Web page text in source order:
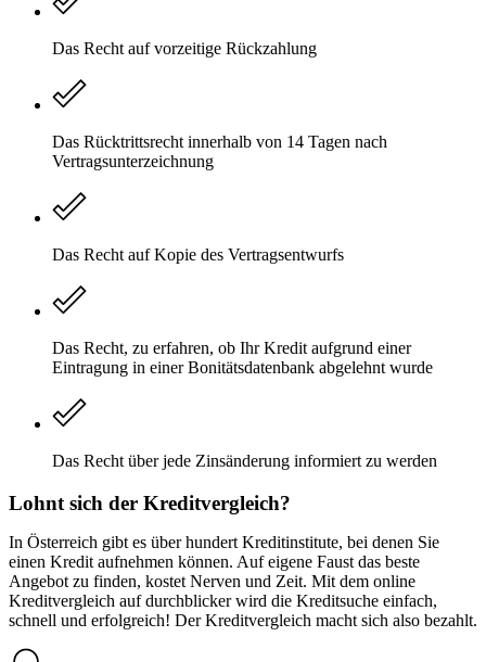
Das Recht auf vorzeitige Rückzahlung
Das Rücktrittsrecht innerhalb von 14 Tagen nach
Vertragsunterzeichnung
Das Recht auf Kopie des Vertragsentwurfs
Das Recht, zu erfahren, ob Ihr Kredit aufgrund einer
Eintragung in einer Bonitätsdatenbank abgelehnt wurde
Das Recht über jede Zinsänderung informiert zu werden
Lohnt sich der Kreditvergleich?
In Österreich gibt es über hundert Kreditinstitute, bei denen Sie
einen Kredit aufnehmen können. Auf eigene Faust das beste
Angebot zu finden, kostet Nerven und Zeit. Mit dem online
Kreditvergleich auf durchblicker wird die Kreditsuche einfach,
schnell und erfolgreich! Der Kreditvergleich macht sich also bezahlt.